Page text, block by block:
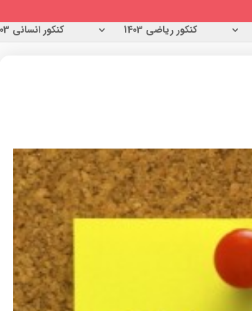
کنکور ریاضی 1403 کنکور انسانی 1403